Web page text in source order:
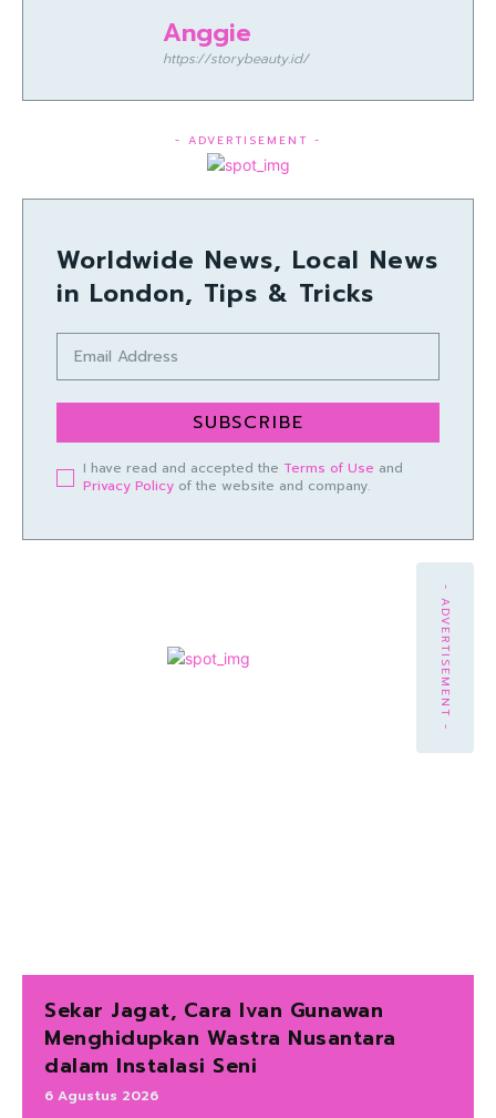
Anggie
https://storybeauty.id/
- ADVERTISEMENT -
Worldwide News, Local News
in London, Tips & Tricks
SUBSCRIBE
I have read and accepted the Terms of Use and
Privacy Policy of the website and company.
- ADVERTISEMENT -
Sekar Jagat, Cara Ivan Gunawan
Menghidupkan Wastra Nusantara
dalam Instalasi Seni
6 Agustus 2026